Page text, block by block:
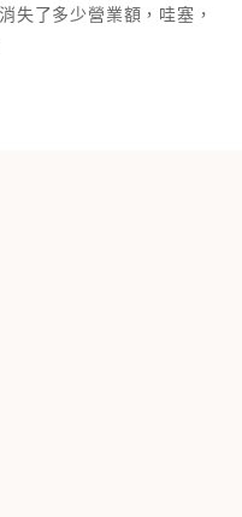
失了多少營業額，哇塞，